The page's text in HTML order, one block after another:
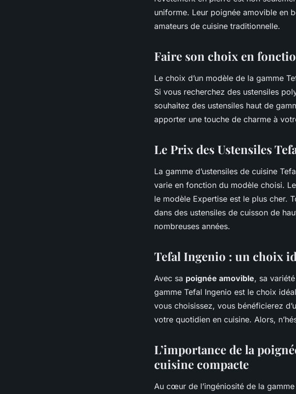
uniforme. Leur poignée amovible en
amateurs de cuisine traditionnelle.
Faire son choix en
Le choix d’un modèle de la gamme
Si vous recherchez des ustensiles
souhaitez des ustensiles haut de
apporter une touche de charme à
Le Prix des Ustensiles
La gamme d’ustensiles de cuisine
varie en fonction du modèle choisi.
le modèle Expertise est le plus cher.
dans des ustensiles de cuisson de
nombreuses années.
Tefal Ingenio : un choix
Avec sa poignée amovible, sa
gamme Tefal Ingenio est le choix
vous choisissez, vous bénéficierez
votre quotidien en cuisine. Alors,
L’importance de la
cuisine compacte
Au cœur de l’ingéniosité de la gamme